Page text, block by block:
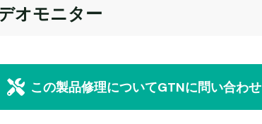
オモニター
この製品修理についてGTNに問い合わせ